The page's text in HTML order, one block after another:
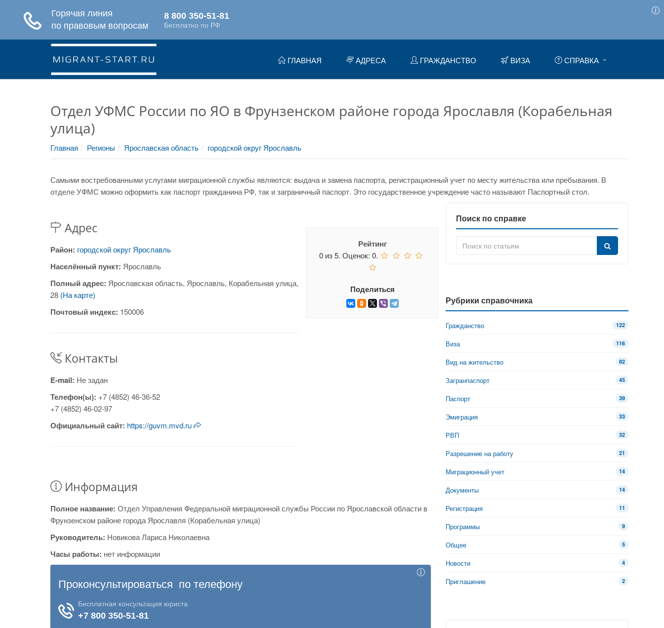
ГЛАВНАЯ АДРЕСА ГРАЖДАНСТВО ВИЗА СПРАВКА
Отдел УФМС России по ЯО в Фрунзенском районе города Ярославля (Корабельная
улица)
Главная Регионы Ярославская область городской округ Ярославль
Самыми востребованными услугами миграционной службы являются: выдача и замена паспорта, регистрационный учет по месту жительства или пребывания. В
отделе УФМС можно оформить как паспорт гражданина РФ, так и заграничный паспорт. Это государственное учреждение часто называют Паспортный стол.
Адрес
Район: городской округ Ярославль
Населённый пункт: Ярославль
Полный адрес: Ярославская область, Ярославль, Корабельная улица,
28 (На карте)
Почтовый индекс: 150006
Контакты
E-mail: Не задан
Телефон(ы): +7 (4852) 46-36-52
+7 (4852) 46-02-97
Официальный сайт: https://guvm.mvd.ru
Рейтинг
0из5. Оценок: 0.
Поделиться
Информация
Полное название: Отдел Управления Федеральной миграционной службы России по Ярославской области в
Фрунзенском районе города Ярославля (Корабельная улица)
Руководитель: Новикова Лариса Николаевна
Часы работы: нет информации
Поиск по справке
Рубрики справочника
Гражданство 122
Виза 116
Вид на жительство 82
Загранпаспорт 45
Паспорт 39
Эмиграция 33
РВП 32
Разрешение на работу 21
Миграционный учет 14
Документы 14
Регистрация 11
Программы 9
Общее 5
Новости 4
Приглашение 2